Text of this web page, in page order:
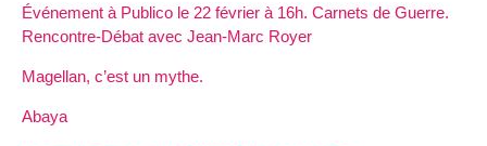
Événement à Publico le 22 février à 16h. Carnets de Guerre.
Rencontre-Débat avec Jean-Marc Royer
Magellan, c’est un mythe.
Abaya